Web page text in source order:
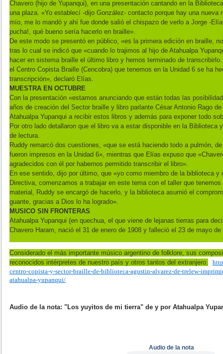
Chavero (hijo de Yupanqui), en una presentación cantando en la
una plaza. «Yo establecí -dijo González- contacto porque hay una nueva
mío, me lo mandó y ahí fue donde salió el chispazo de verlo a Jorge -
pucha!, qué bueno sería hacerlo en braille».
De este modo se presentó en público, «es la primera edición en braille,
tras lo cual se indicó que «cuando lo trajimos al hijo de Atahualpa
hacer en sistema braille el último libro y hemos terminado de
el Centro Copista Braille (Cencobra) que tenemos en la Unidad 6 se ha
transcripción», declaró Elías.
MUESTRA EN OCTUBRE
Con la presentación «estamos anunciando que están todas las
años de creación del Sector braille y libro parlante César Antonio Rago
Atahualpa Yupanqui a recibir estos libros y además para exponer todo
Por otro lado detallaron que el libro va a estar disponible en la Biblioteca
de lectura.
Ruddy remarcó dos cuestiones, «que se está haciendo todo a pulmón,
fueron impresos en la Unidad 6», mientras que Elías expuso que
agradecidos con él por habernos permitido transcribir el libro».
En ese sentido, dijo por último, que «yo como miembro de la biblioteca y
Directiva, comenzamos a trabajar en este tema con el taller que
material, Ruddy se encargó de hacerlo, y la biblioteca asumió el
guante, gracias a Dios lo ha logrado».
MUSICO SIN FRONTERAS
Atahualpa Yupanqui (en quechua, el que viene de lejanas tierras para
Chavero Haram, nació el 31 de enero de 1908 y falleció el 23 de mayo
Considerado el más importante músico argentino de folklore, sus
reconocidos intérpretes de nuestro país y otros tantos del extranjero.
centro-copista-y-sector-braille-de-biblioteca-agustin-alvarez-de-trelew-
atahualpa-yupanqui/
Audio de la nota: "Los yuyitos de mi tierra" de y por Atahualpa
Audio de la nota